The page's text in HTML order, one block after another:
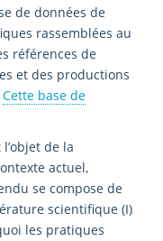
de données de
rassemblées au
références de
et des productions
Cette base de
de la
actuel,
se compose de
scientifique (I)
les pratiques